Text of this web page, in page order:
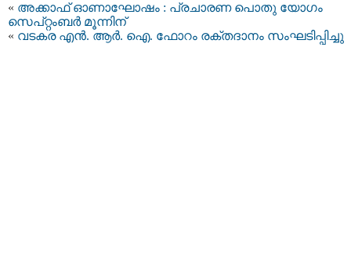
« അക്കാഫ് ഓണാഘോഷം : പ്രചാരണ പൊതു യോഗം
സെപ്റ്റംബർ മൂന്നിന്
« വടകര എൻ. ആർ. ഐ. ഫോറം രക്തദാനം സംഘടിപ്പിച്ചു